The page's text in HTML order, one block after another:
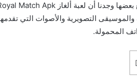
والموسيقى التصويرية والأصوات التي
المحمولة.
]